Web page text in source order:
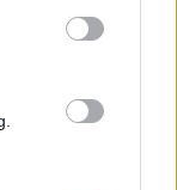
tud minket
az általános
annak eléréséhez.